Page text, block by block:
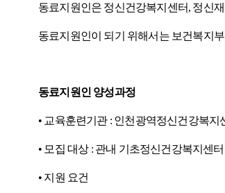
동료지원인은 정신건강복지센터, 정신
동료지원인이 되기 위해서는 보건복지
동료지원인 양성과정
• 교육훈련기관 : 인천광역정신건강복지
• 모집 대상 : 관내 기초정신건강복지센
• 지원 요건